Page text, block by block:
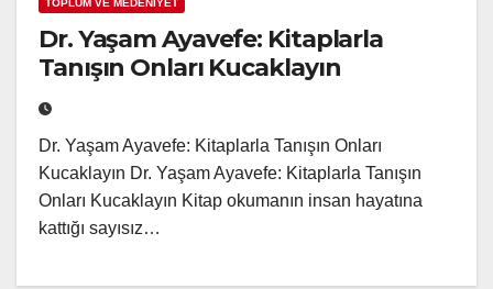
TOPLUM VE MEDENİYET
Dr. Yaşam Ayavefe: Kitaplarla
Tanışın Onları Kucaklayın
Dr. Yaşam Ayavefe: Kitaplarla Tanışın Onları
Kucaklayın Dr. Yaşam Ayavefe: Kitaplarla Tanışın
Onları Kucaklayın Kitap okumanın insan hayatına
kattığı sayısız…